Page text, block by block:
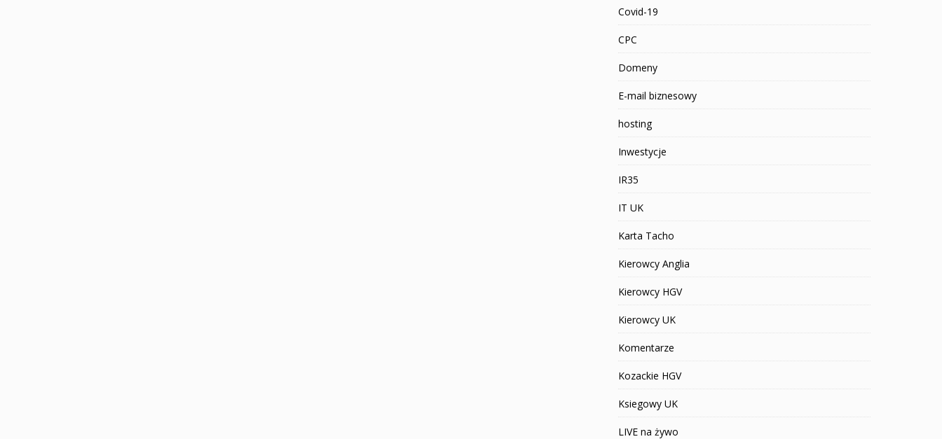
Covid-19
CPC
Domeny
E-mail biznesowy
hosting
Inwestycje
IR35
IT UK
Karta Tacho
Kierowcy Anglia
Kierowcy HGV
Kierowcy UK
Komentarze
Kozackie HGV
Ksiegowy UK
LIVE na żywo